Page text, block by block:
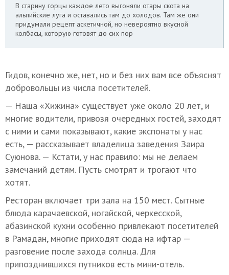
В старину горцы каждое лето выгоняли отары скота на
альпийские луга и оставались там до холодов. Там же они
придумали рецепт аскетичной, но невероятно вкусной
колбасы, которую готовят до сих пор
Гидов, конечно же, нет, но и без них вам все объяснят
добровольцы из числа посетителей.
— Наша «Хижина» существует уже около 20 лет, и
многие водители, привозя очередных гостей, заходят
с ними и сами показывают, какие экспонаты у нас
есть, — рассказывает владелица заведения Заира
Суюнова. — Кстати, у нас правило: мы не делаем
замечаний детям. Пусть смотрят и трогают что
хотят.
Ресторан включает три зала на 150 мест. Сытные
блюда карачаевской, ногайской, черкесской,
абазинской кухни особенно привлекают посетителей
в Рамадан, многие приходят сюда на ифтар —
разговение после захода солнца. Для
припозднившихся путников есть мини-отель.